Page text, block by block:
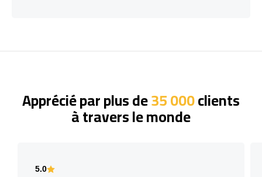
Apprécié par plus de35 000clients
à travers le monde
5.0